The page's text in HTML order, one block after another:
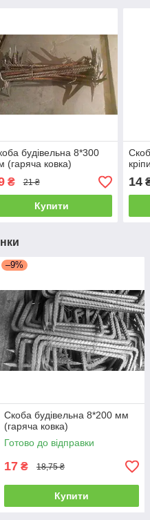
будівельна 8*300
(гаряча ковка)
₴ 21 ₴
Купити
14
–9%
Скоба будівельна 8*200 мм
(гаряча ковка)
Готово до відправки
17 ₴ 18,75 ₴
Купити